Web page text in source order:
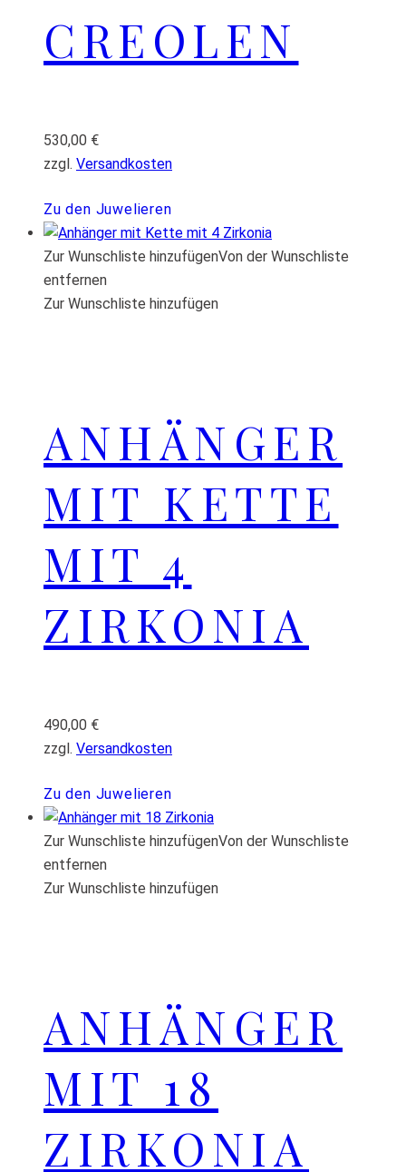
CREOLEN
530,00 €
zzgl. Versandkosten
Zu den Juwelieren
Zur Wunschliste hinzufügenVon der Wunschliste
entfernen
Zur Wunschliste hinzufügen
ANHÄNGER
MIT KETTE
MIT 4
ZIRKONIA
490,00 €
zzgl. Versandkosten
Zu den Juwelieren
Zur Wunschliste hinzufügenVon der Wunschliste
entfernen
Zur Wunschliste hinzufügen
ANHÄNGER
MIT 18
ZIRKONIA